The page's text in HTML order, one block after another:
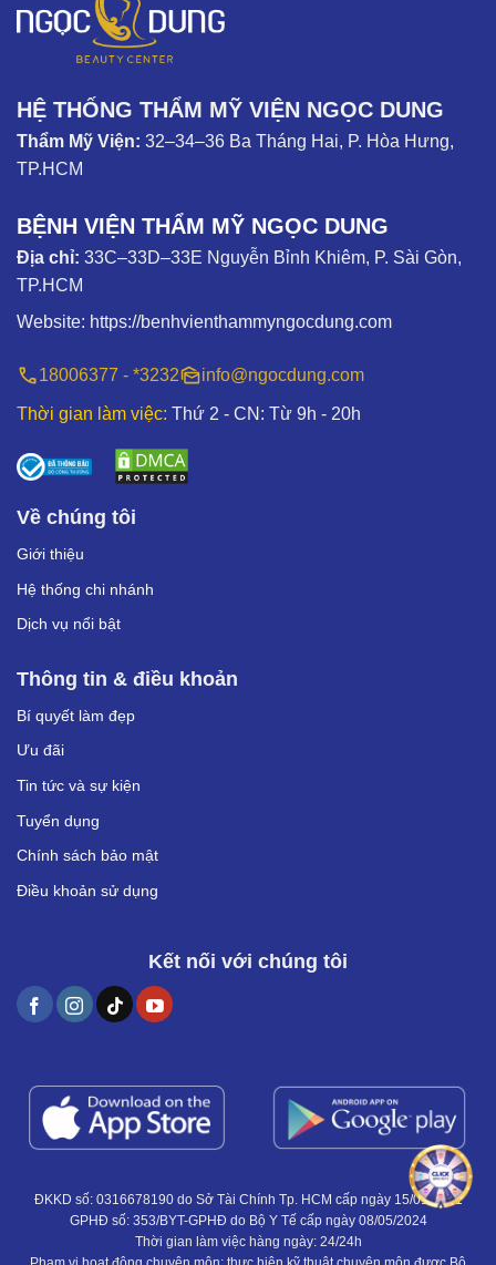
HỆ THỐNG THẨM MỸ VIỆN NGỌC DUNG
Thẩm Mỹ Viện: 32–34–36 Ba Tháng Hai, P. Hòa Hưng,
TP.HCM
BỆNH VIỆN THẨM MỸ NGỌC DUNG
Địa chỉ: 33C–33D–33E Nguyễn Bỉnh Khiêm, P. Sài Gòn,
TP.HCM
Website: https://benhvienthammyngocdung.com
18006377 - *3232 info@ngocdung.com
Thời gian làm việc: Thứ 2 - CN: Từ 9h - 20h
Về chúng tôi
Giới thiệu
Hệ thống chi nhánh
Dịch vụ nổi bật
Thông tin & điều khoản
Bí quyết làm đẹp
Ưu đãi
Tin tức và sự kiện
Tuyển dụng
Chính sách bảo mật
Điều khoản sử dụng
Kết nối với chúng tôi
ĐKKD số: 0316678190 do Sở Tài Chính Tp. HCM cấp ngày 15/01/2021
GPHĐ số: 353/BYT-GPHĐ do Bộ Y Tế cấp ngày 08/05/2024
Thời gian làm việc hàng ngày: 24/24h